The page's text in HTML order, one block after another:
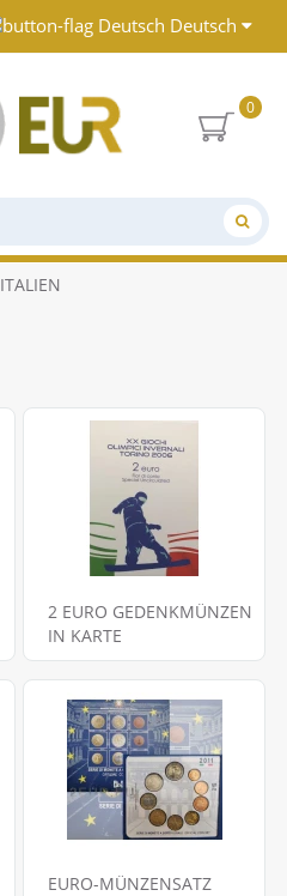
Deutsch
0
ITALIEN
2 EURO GEDENKMÜNZEN
IN KARTE
EURO-MÜNZENSATZ